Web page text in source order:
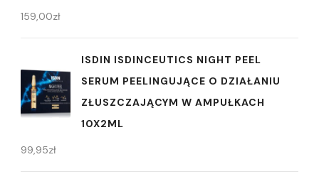
159,00zł
ISDIN ISDINCEUTICS NIGHT PEEL
SERUM PEELINGUJĄCE O DZIAŁANIU
ZŁUSZCZAJĄCYM W AMPUŁKACH
10X2ML
99,95zł